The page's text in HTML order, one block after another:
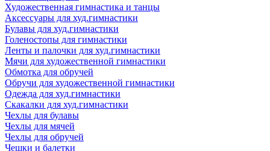
Художественная гимнастика и танцы
Аксессуары для худ.гимнастики
Булавы для худ.гимнастики
Голеностопы для гимнастики
Ленты и палочки для худ.гимнастики
Мячи для художественной гимнастики
Обмотка для обручей
Обручи для художественной гимнастики
Одежда для худ.гимнастики
Скакалки для худ.гимнастики
Чехлы для булавы
Чехлы для мячей
Чехлы для обручей
Чешки и балетки